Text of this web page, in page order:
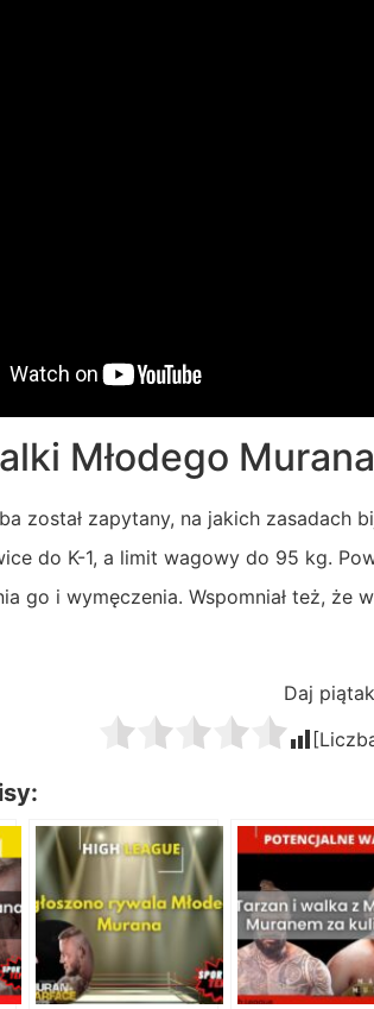
Młodego
został zapytany, na jakich zasadach
do K-1, a limit wagowy do 95 kg.
go i wymęczenia. Wspomniał też,
Daj